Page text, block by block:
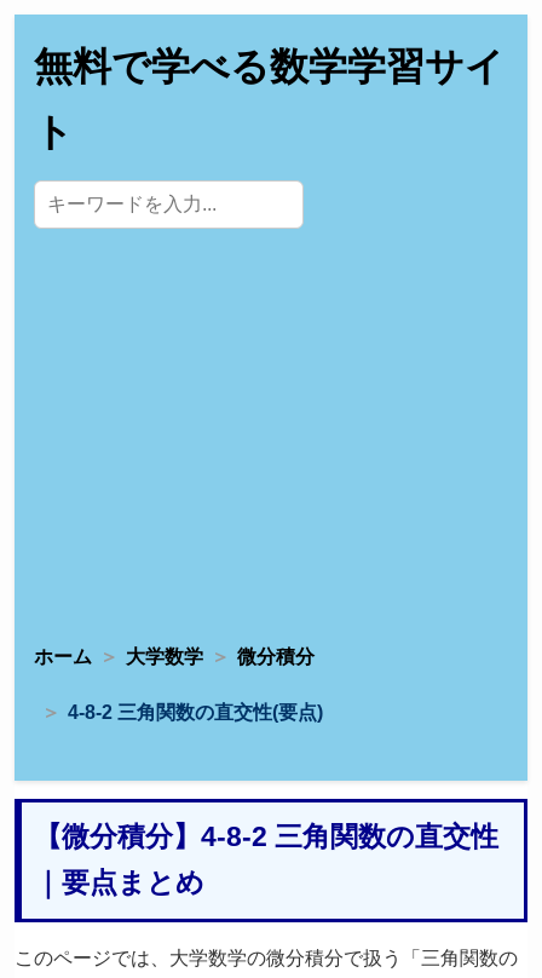
無料で学べる数学学習サイ
ト
サイト内検索
ホーム 大学数学 微分積分
4-8-2 三角関数の直交性(要点)
【微分積分】4-8-2 三角関数の直交性
｜要点まとめ
このページでは、大学数学の微分積分で扱う「三角関数の